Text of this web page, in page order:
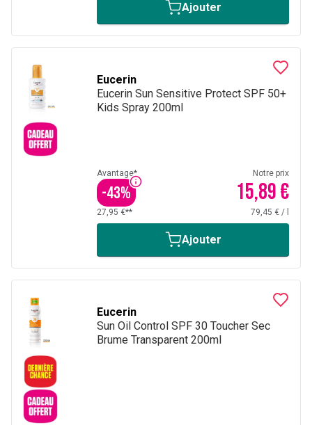
Ajouter
Eucerin
Eucerin Sun Sensitive Protect SPF 50+
Kids Spray 200ml
Avantage*
-43%
Notre prix
15,89 €
27,95 €** 79,45 € /
Ajouter
Eucerin
Sun Oil Control SPF 30 Toucher Sec
Brume Transparent 200ml